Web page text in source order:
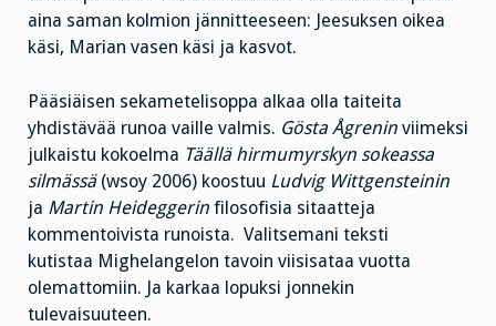
aina saman kolmion jännitteeseen: Jeesuksen oikea
käsi, Marian vasen käsi ja kasvot.
Pääsiäisen sekametelisoppa alkaa olla taiteita
yhdistävää runoa vaille valmis. Gösta Ågrenin viimeksi
julkaistu kokoelma Täällä hirmumyrskyn sokeassa
silmässä(wsoy 2006) koostuu Ludvig Wittgensteinin
ja Martin Heideggerin filosofisia sitaatteja
kommentoivista runoista. Valitsemani teksti
kutistaa Mighelangelon tavoin viisisataa vuotta
olemattomiin. Ja karkaa lopuksi jonnekin
tulevaisuuteen.